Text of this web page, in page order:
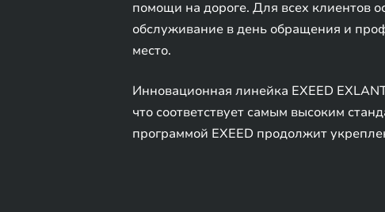
помощи на дороге. Для всех клиентов
обслуживание в день обращения и
место.
Инновационная линейка EXEED
что соответствует самым высоким
программой EXEED продолжит